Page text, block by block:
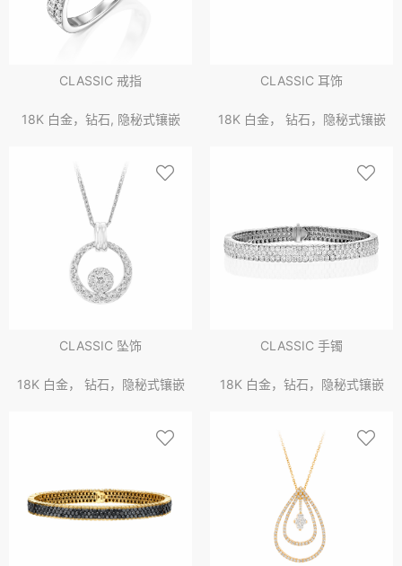
CLASSIC 戒指
18K 白金，钻石, 隐秘式镶嵌
CLASSIC 耳饰
18K 白金， 钻石，隐秘式镶嵌
CLASSIC 坠饰
18K 白金， 钻石，隐秘式镶嵌
CLASSIC 手镯
18K 白金，钻石，隐秘式镶嵌